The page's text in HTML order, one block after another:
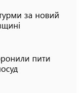
за новий
пити